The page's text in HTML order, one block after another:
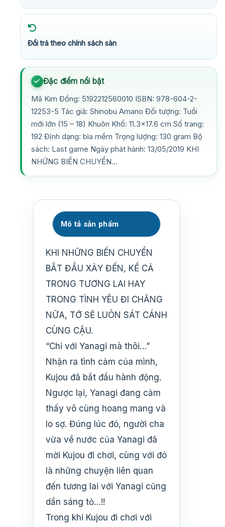
Đổi trả theo chính sách sàn
Đặc điểm nổi bật
Mã Kim Đồng: 5192212560010 ISBN: 978-604-2-
12253-5 Tác giả: Shinobu Amano Đối tượng: Tuổi
mới lớn (15 – 18) Khuôn Khổ: 11.3×17.6 cm Số trang:
192 Định dạng: bìa mềm Trọng lượng: 130 gram Bộ
sách: Last game Ngày phát hành: 13/05/2019 KHI
NHỮNG BIẾN CHUYỂN…
Mô tả sản phẩm
KHI NHỮNG BIẾN CHUYỂN
BẮT ĐẦU XẢY ĐẾN, KỂ CẢ
TRONG TƯƠNG LAI HAY
TRONG TÌNH YÊU ĐI CHĂNG
NỮA, TỚ SẼ LUÔN SÁT CÁNH
CÙNG CẬU.
“Chỉ với Yanagi mà thôi…”
Nhận ra tình cảm của mình,
Kujou đã bắt đầu hành động.
Ngược lại, Yanagi đang cảm
thấy vô cùng hoang mang và
lo sợ. Đúng lúc đó, người cha
vừa về nước của Yanagi đã
mời Kujou đi chơi, cùng với đó
là những chuyện liên quan
đến tương lai với Yanagi cũng
dần sáng tỏ…!!
Trong khi Kujou đi chơi với